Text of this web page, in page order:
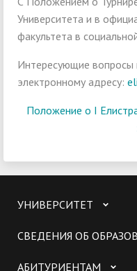
Университета и в
факультета в
Интересующие
электронному адресу:
Положение о I
УНИВЕРСИТЕТ
СВЕДЕНИЯ ОБ
АБИТУРИЕНТАМ